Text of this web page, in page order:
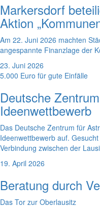
Markersdorf
Aktion
Am 22. Juni 2026 machten
angespannte Finanzlage der
23. Juni 2026
5.000 Euro für gute Einfälle
Deutsche
Ideenwettbewerb
Das Deutsche Zentrum für
Ideenwettbewerb auf.
Verbindung zwischen der
19. April 2026
Beratung durch
Das Tor zur Oberlausitz